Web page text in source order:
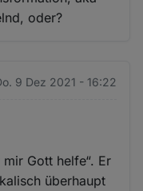
oder?
9 Dez 2021 - 16:22
Gott helfe“. Er
überhaupt